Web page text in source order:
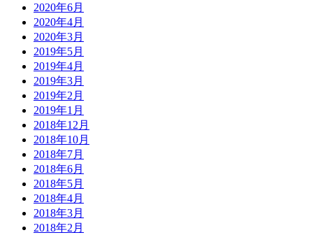
2020年6月
2020年4月
2020年3月
2019年5月
2019年4月
2019年3月
2019年2月
2019年1月
2018年12月
2018年10月
2018年7月
2018年6月
2018年5月
2018年4月
2018年3月
2018年2月